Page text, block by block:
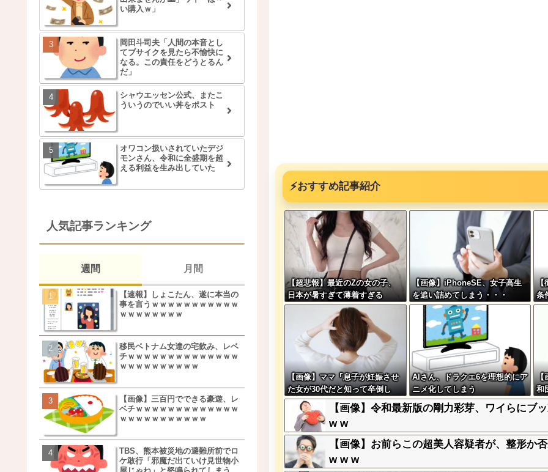
⚡おすすめ記事紹介
【超悲報】最近のZの女の子、
日本が暑すぎて薄着すぎる
【画像】iPhoneSE、女子高生
を追い詰めてしまう・・・
【
条
通
【画像】ママ『息子が妊娠させ
た女が30代だと知って卒倒し
た』←これ
AIさん、ドラクエ6を理想的にア
ニメ化してしまう
【
和
て
【画像】令和最新版の剛力彩芽、ワイらに
w w
【画像】お前らこの超美人容疑者が、整形
w w w
い購入ｗ」
岡田斗司夫「人間の本音とし
てブサイクを見たら不愉快に
なる。この責任をどうとるん
だ」
シャウエッセン公式、またこ
ういうのでいい丼をポスト
オワコン扱いされていたデジ
モンさん、令和に全盛期を超
える利益を生み出していた
人気記事ランキング
週間
【速報】しょこたん、遂に本当の
事を言うｗｗｗｗｗｗｗｗｗｗｗ
ｗｗｗｗｗｗｗｗ
移民ベトナム女達の宅飲み、レベ
チｗｗｗｗｗｗｗｗｗｗｗｗｗｗ
ｗｗｗｗｗｗｗｗｗｗ
【画像】三百円でできる豪遊、レ
ベチｗｗｗｗｗｗｗｗｗｗｗｗｗ
ｗｗｗｗｗｗｗｗｗｗｗ
TBS、熊本被災地の避難所前でロ
ケ敢行「邪魔だ出ていけ見世物小
月間
松本若菜(42歳)とかいう突然現れ
た美人おばさん女優ｗｗｗｗｗｗ
ｗ
鬼越トマホーク良ちゃん、吉本を
事実上のクビにｗｗｗ
【画像】キモいオジサンが着てる
服一覧がこちらｗｗｗｗｗｗｗｗ
ｗ
【速報】しょこたん、遂に本当の
事を言うｗｗｗｗｗｗｗｗｗｗｗ